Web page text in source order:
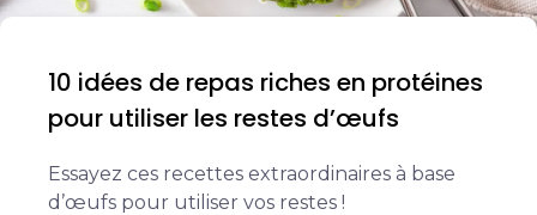
10 idées de repas riches en protéines
pour utiliser les restes d’œufs
Essayez ces recettes extraordinaires à base
d’œufs pour utiliser vos restes !